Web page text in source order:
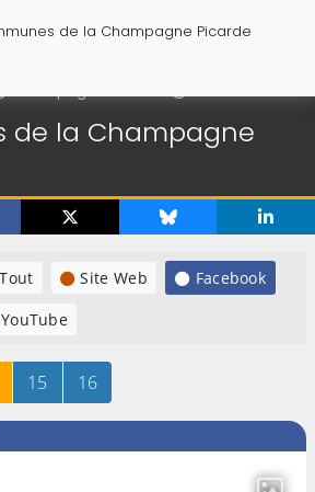
de la Champagne Picarde
de la Champagne
Tout Site Web
Facebook
YouTube
16
Page
15 sur 16
Page
16sur 16